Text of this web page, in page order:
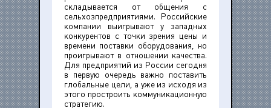
складывается от общения с
сельхозпредприятиями. Российские
компании выигрывают у западных
конкурентов с точки зрения цены и
времени поставки оборудования, но
проигрывают в отношении качества.
Для предприятий из России сегодня
в первую очередь важно поставить
глобальные цели, а уже из исходя из
этого простроить коммуникационную
стратегию.